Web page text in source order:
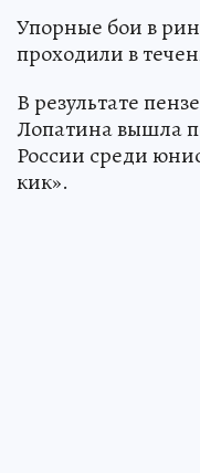
Упорные бои в
проходили в
В результате
Лопатина вышла
России среди
кик».